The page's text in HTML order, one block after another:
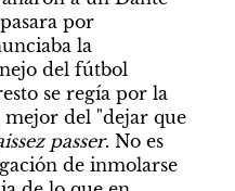
por
la
del fútbol
se regía por la
mejor del "dejar que
passer. No es
de inmolarse